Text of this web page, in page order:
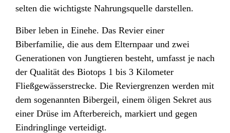
selten die wichtigste Nahrungsquelle darstellen.
Biber leben in Einehe. Das Revier einer
Biberfamilie, die aus dem Elternpaar und zwei
Generationen von Jungtieren besteht, umfasst je nach
der Qualität des Biotops 1 bis 3 Kilometer
Fließgewässerstrecke. Die Reviergrenzen werden mit
dem sogenannten Bibergeil, einem öligen Sekret aus
einer Drüse im Afterbereich, markiert und gegen
Eindringlinge verteidigt.